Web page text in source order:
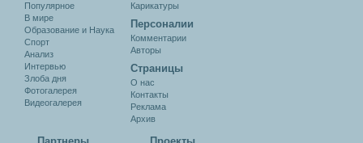
Популярное
В мире
Образование и Наука
Спорт
Анализ
Интервью
Злоба дня
Фотогалерея
Видеогалерея
Карикатуры
Персоналии
Комментарии
Авторы
Cтраницы
О нас
Контакты
Реклама
Архив